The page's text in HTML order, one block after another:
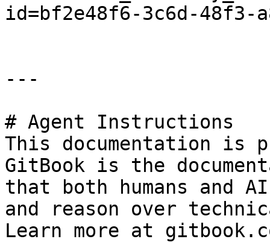
id=bf2e48f6-3c6d-48f3-
---
# Agent Instructions
This documentation is
GitBook is the
that both humans and
and reason over
Learn more at